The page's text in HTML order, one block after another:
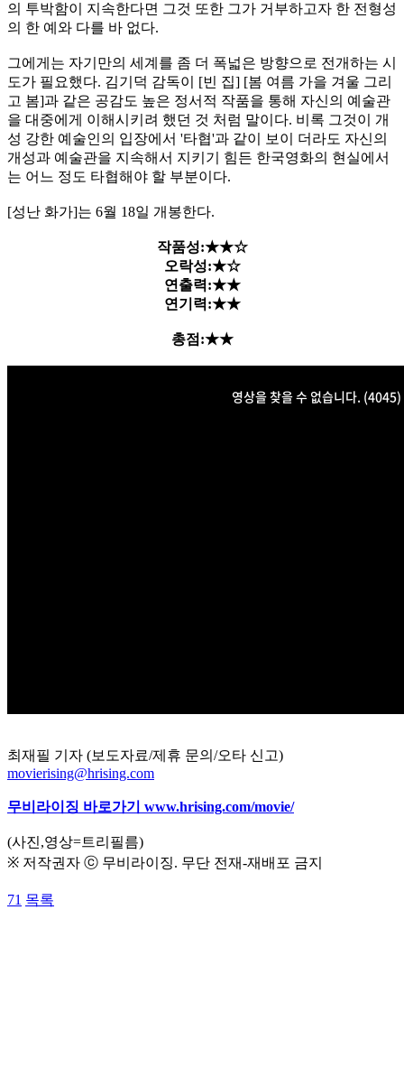
의 투박함이 지속한다면 그것 또한 그가 거부하고자 한 전형성
의 한 예와 다를 바 없다.
그에게는 자기만의 세계를 좀 더 폭넓은 방향으로 전개하는 시
도가 필요했다. 김기덕 감독이 [빈 집] [봄 여름 가을 겨울 그리
고 봄]과 같은 공감도 높은 정서적 작품을 통해 자신의 예술관
을 대중에게 이해시키려 했던 것 처럼 말이다. 비록 그것이 개
성 강한 예술인의 입장에서 '타협'과 같이 보이 더라도 자신의
개성과 예술관을 지속해서 지키기 힘든 한국영화의 현실에서
는 어느 정도 타협해야 할 부분이다.
[성난 화가]는 6월 18일 개봉한다.
작품성:★★☆
오락성:★☆
연출력:★★
연기력:★★
총점:★★
최재필 기자 (보도자료/제휴 문의/오타 신고)
movierising@hrising.com
무비라이징 바로가기 www.hrising.com/movie/
(사진,영상=트리필름)
※ 저작권자 ⓒ 무비라이징. 무단 전재-재배포 금지
71 목록